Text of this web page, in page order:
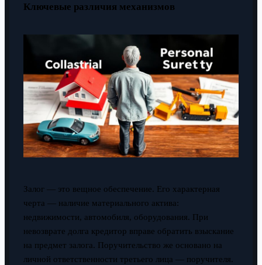
Ключевые различия механизмов
Залог — это вещное обеспечение. Его характерная
черта — наличие материального актива:
недвижимости, автомобиля, оборудования. При
невозврате долга кредитор вправе обратить взыскание
на предмет залога. Поручительство же основано на
личной ответственности третьего лица — поручителя.